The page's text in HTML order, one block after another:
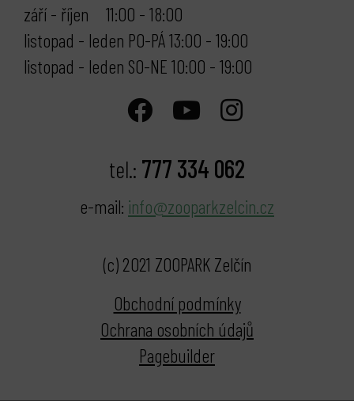
září - říjen 11:00 - 18:00
listopad - leden PO-PÁ 13:00 - 19:00
listopad - leden SO-NE 10:00 - 19:00
tel.: 777 334 062
e-mail: info@zooparkzelcin.cz
(c) 2021 ZOOPARK Zelčín
Obchodní podmínky
Ochrana osobních údajů
Pagebuilder